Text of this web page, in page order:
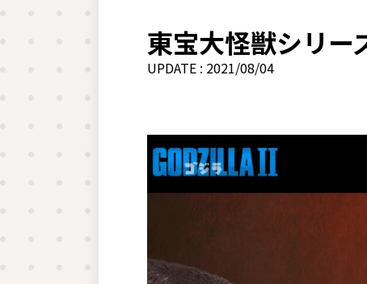
東宝大怪獣シリ
UPDATE : 2021/08/04